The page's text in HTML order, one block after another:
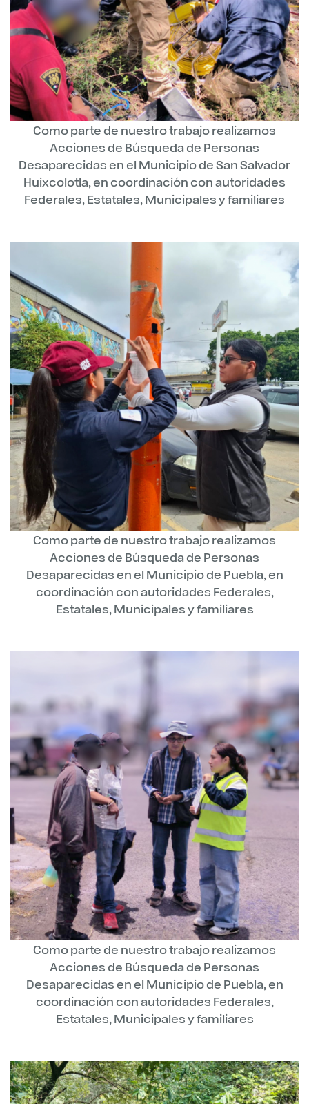
Como parte de nuestro trabajo realizamos
Acciones de Búsqueda de Personas
Desaparecidas en el Municipio de San Salvador
Huixcolotla, en coordinación con autoridades
Federales, Estatales, Municipales y familiares
Como parte de nuestro trabajo realizamos
Acciones de Búsqueda de Personas
Desaparecidas en el Municipio de Puebla, en
coordinación con autoridades Federales,
Estatales, Municipales y familiares
Como parte de nuestro trabajo realizamos
Acciones de Búsqueda de Personas
Desaparecidas en el Municipio de Puebla, en
coordinación con autoridades Federales,
Estatales, Municipales y familiares